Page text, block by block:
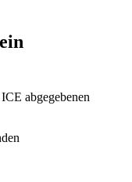
abgegebenen